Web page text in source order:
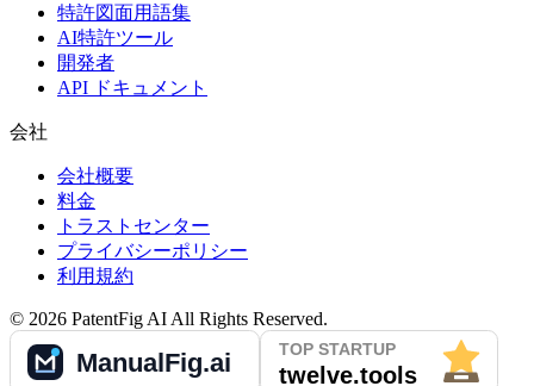
特許図面用語集
AI特許ツール
開発者
API ドキュメント
会社
会社概要
料金
トラストセンター
プライバシーポリシー
利用規約
© 2026 PatentFig AI All Rights Reserved.